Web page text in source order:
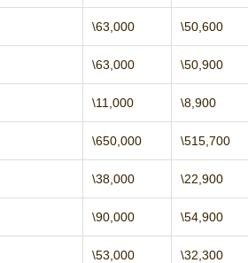
\63,000 \50,600
\63,000 \50,900
\11,000 \8,900
\650,000 \515,700
\38,000 \22,900
\90,000 \54,900
\53,000 \32,300